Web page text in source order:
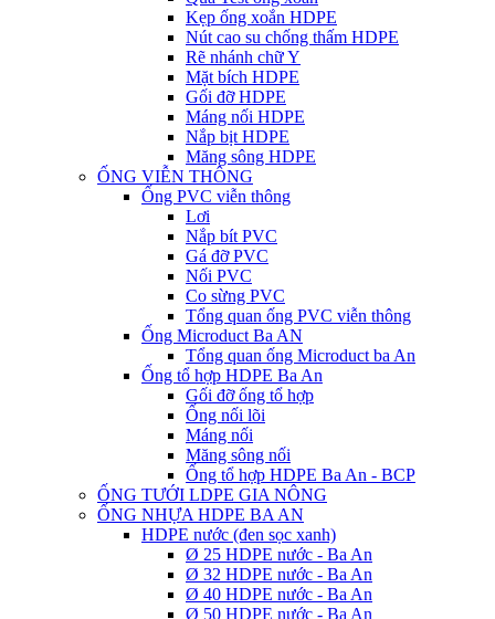
Kẹp ống xoắn HDPE
Nút cao su chống thấm HDPE
Rẽ nhánh chữ Y
Mặt bích HDPE
Gối đỡ HDPE
Máng nối HDPE
Nắp bịt HDPE
Măng sông HDPE
ỐNG VIỄN THÔNG
Ống PVC viễn thông
Lơi
Nắp bít PVC
Gá đỡ PVC
Nối PVC
Co sừng PVC
Tổng quan ống PVC viễn thông
Ống Microduct Ba AN
Tổng quan ống Microduct ba An
Ống tổ hợp HDPE Ba An
Gối đỡ ống tổ hợp
Ống nối lõi
Máng nối
Măng sông nối
Ống tổ hợp HDPE Ba An - BCP
ỐNG TƯỚI LDPE GIA NÔNG
ỐNG NHỰA HDPE BA AN
HDPE nước (đen sọc xanh)
Ø 25 HDPE nước - Ba An
Ø 32 HDPE nước - Ba An
Ø 40 HDPE nước - Ba An
Ø 50 HDPE nước - Ba An